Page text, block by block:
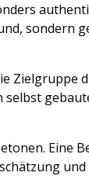
sondern
Zielgruppe
selbst
Eine